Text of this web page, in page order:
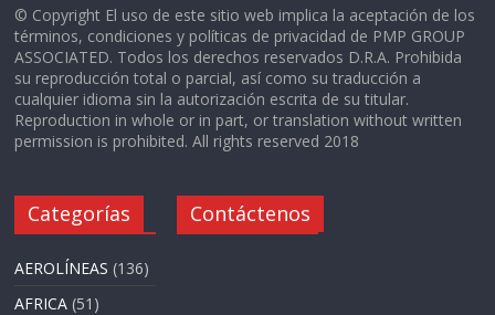
© Copyright El uso de este sitio web implica la aceptación de los
términos, condiciones y políticas de privacidad de PMP GROUP
ASSOCIATED. Todos los derechos reservados D.R.A. Prohibida
su reproducción total o parcial, así como su traducción a
cualquier idioma sin la autorización escrita de su titular.
Reproduction in whole or in part, or translation without written
permission is prohibited. All rights reserved 2018
Categorías
AEROLÍNEAS (136)
AFRICA (51)
Contáctenos